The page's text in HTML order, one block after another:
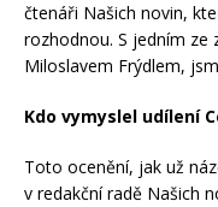
čtenáři Našich novin,
rozhodnou. S jedním ze
Miloslavem Frýdlem,
Kdo vymyslel udílení
Toto ocenění, jak už
v redakční radě Našich